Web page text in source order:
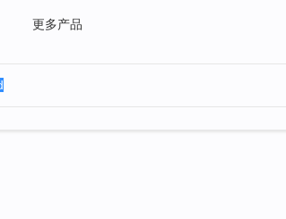
更多产品